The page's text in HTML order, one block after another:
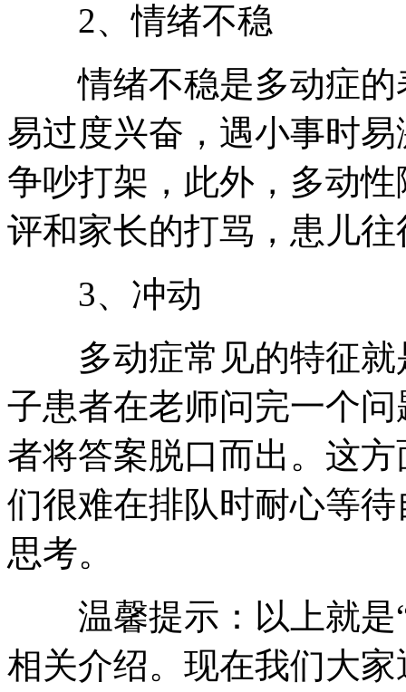
2、情绪不稳
情绪不稳是多动症的
易过度兴奋，遇小事时
争吵打架，此外，多动
评和家长的打骂，患儿
3、冲动
多动症常见的特征就
子患者在老师问完一个
者将答案脱口而出。这
们很难在排队时耐心等
思考。
温馨提示：以上就是
相关介绍。现在我们大